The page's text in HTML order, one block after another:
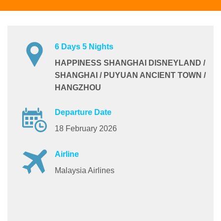
6 Days 5 Nights
HAPPINESS SHANGHAI DISNEYLAND /
SHANGHAI / PUYUAN ANCIENT TOWN /
HANGZHOU
Departure Date
18 February 2026
Airline
Malaysia Airlines